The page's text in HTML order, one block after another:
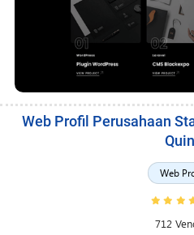
Web Profil Perusahaan
Web
712